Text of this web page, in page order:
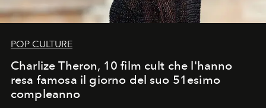
POP CULTURE
Charlize Theron, 10 film cult che l'hanno
resa famosa il giorno del suo 51esimo
compleanno